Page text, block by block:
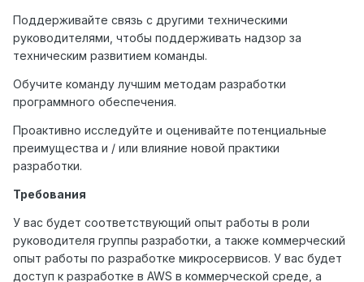
Поддерживайте связь с другими техническими
руководителями, чтобы поддерживать надзор за
техническим развитием команды.
Обучите команду лучшим методам разработки
программного обеспечения.
Проактивно исследуйте и оценивайте потенциальные
преимущества и / или влияние новой практики
разработки.
Требования
У вас будет соответствующий опыт работы в роли
руководителя группы разработки, а также коммерческий
опыт работы по разработке микросервисов. У вас будет
доступ к разработке в AWS в коммерческой среде, а